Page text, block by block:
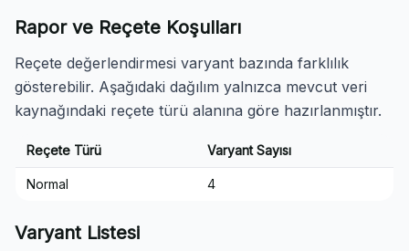
Rapor ve Reçete Koşulları
Reçete değerlendirmesi varyant bazında farklılık
gösterebilir. Aşağıdaki dağılım yalnızca mevcut veri
kaynağındaki reçete türü alanına göre hazırlanmıştır.
Reçete Türü Varyant Sayısı
Normal 4
Varyant Listesi